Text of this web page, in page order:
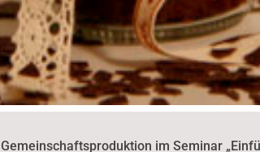
Gemeinschaftsproduktion im Seminar